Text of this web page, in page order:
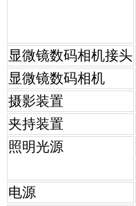
显微镜数码相机接头
显微镜数码相机
摄影装置
夹持装置
照明光源
电源